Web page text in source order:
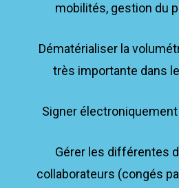
mobilités, gestion du
Dématérialiser la
très importante dans
Signer
Gérer les différentes
collaborateurs (congés